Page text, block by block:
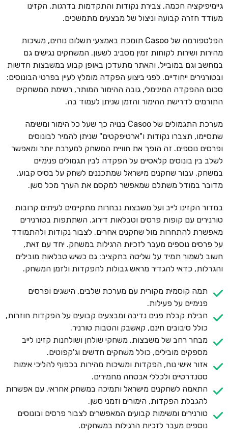
גיימיפיקציה חכמה, צבירת נקודות והתקדמות בדרגות, הקזינו
מעודד חזרה קבועה וניצול של מבצעים מתמשכים.
הפלטפורמה של Casoo תומכת באמצעי תשלום נוחים, משיכות
מהירות ושירות לקוחות זמין מסביב לשעון. המשחקים נגישים גם
במחשב וגם במובייל, והאתר מתעדכן באופן קבוע במשבצות חדשות
ובטורנירים ייחודיים. לפני ביצוע הפקדה מומלץ לעיין בפרטי הבונוסים:
סכום ההפקדה המינימלי, גובה ההימור המותר, רשימת המשחקים
התורמים לדרישת ההימור והזמן שניתן לעמוד בה.
מערכת התגמולים של Casoo בנויה כך שעל כל הימור ומשימה
שתסיימו, תצברו נקודות ו"ארטיפקטים" שניתן להמיר לבונוסים
ופרסים נוספים. זה הופך את חוויית המשחק למערבת יותר ומאפשר
לשלב בין בונוסים קלאסיים על הפקדה לבין תגמולים פנימיים
במשחק. עבור שחקנים מישראל שמתכננים לשחק על בסיס קבוע,
מדובר במודל משתלם שמאפשר למקסם את הערך מכל סשן.
במדור הקזינו לייב ועל משבצות נבחרות מתקיימים לעיתים קרובות
טורנירים עם קופות פרסים וטבלאות דירוג. השתתפות בטורנירים
מאפשרת להתחרות מול שחקנים אחרים, לצבור נקודות ולהתמודד
על פרסים נוספים מעבר לזכיות הרגילות במשחק. יחד עם זאת,
חשוב לשמור תמיד על שליטה בתקציב: גם כשיש טבלאות מובילים
והגרלות, כדאי להגדיר מראש גבולות להפקדות ולזמן המשחק.
תמה קוסמית מקורית עם מערכת שלבים, הישגים ופרסים
פנימיים על פעילות.
חבילת קבלת פנים נדיבה ומבצעים קבועים על הפקדות חוזרות,
כולל סיבובים חינם, קאשבק והטבות טורניר.
מבחר רחב של משבצות, משחקי שולחן ושולחנות קזינו לייב
מספקים מובילים, כולל משחקים חדשים וג'קפוטים.
אזור אישי נוח, הפקדות ומשיכות מהירות בכפוף להליכי אימות
סטנדרטיים ולכללי אבטחה מחמירים.
התאמה לשחקנים מישראל ותמיכה במשחק אחראי, עם אפשרות
להגבלת הפקדות, הימורים וזמני סשן.
טורנירים ומשימות קבועים המאפשרים לצבור פרסים ובונוסים
נוספים מעבר לזכיות הרגילות במשחקים.